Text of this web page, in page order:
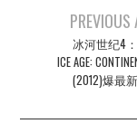
navigation
冰河世纪4
ICE AGE:
(2012)爆最